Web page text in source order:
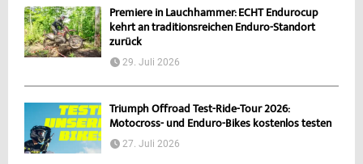
Premiere in Lauchhammer: ECHT Endurocup
kehrt an traditionsreichen Enduro-Standort
zurück
29. Juli 2026
Triumph Offroad Test-Ride-Tour 2026:
Motocross- und Enduro-Bikes kostenlos testen
27. Juli 2026